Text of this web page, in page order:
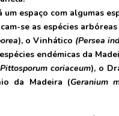
espaço com algumas
se as espécies
), o Vinhático (Persea
endémicas da
Pittosporum coriaceum), o
da Madeira (Geranium